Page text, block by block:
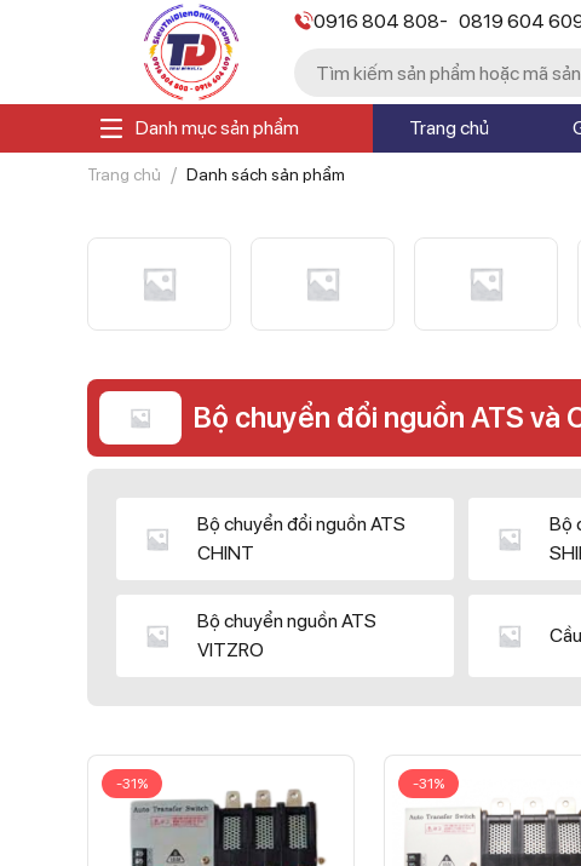
0916 804 808- 0819 604
Danh mục sản phẩm Trang chủ
Trang chủ Danh sách sản phẩm
Bộ chuyển đổi nguồn ATS và
Bộ chuyển đổi nguồn ATS
CHINT
Bộ
Bộ chuyển nguồn ATS
VITZRO
-31% -31%